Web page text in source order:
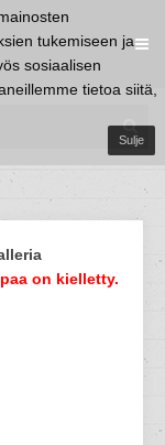
tukemiseen ja
sosiaalisen
tietoa siitä,
Sulje
on kielletty.